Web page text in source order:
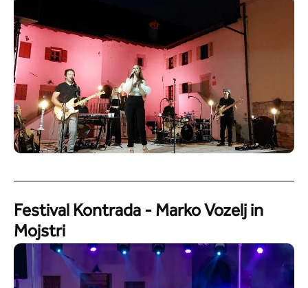
Festival Kontrada - Marko Vozelj in
Mojstri